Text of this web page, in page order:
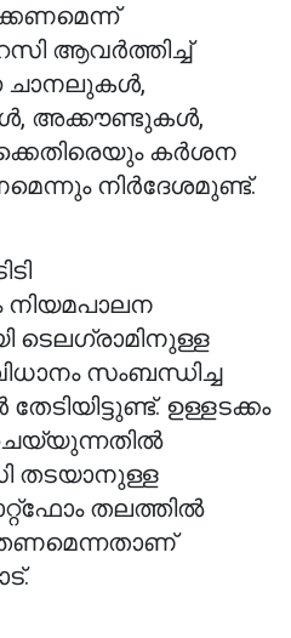
ആവർത്തിച്ച്
ചാനലുകൾ,
അക്കൗണ്ടുകൾ,
കർശന
നിർദേശമുണ്ട്.
സംബന്ധിച്ച
ഉള്ളടക്കം
തടയാനുള്ള
തലത്തിൽ